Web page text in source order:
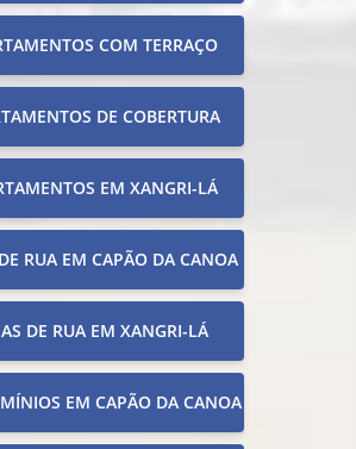
COM TERRAÇO
DE COBERTURA
EM XANGRI-LÁ
RUA EM CAPÃO DA CANOA
DE RUA EM XANGRI-LÁ
EM CAPÃO DA CANOA